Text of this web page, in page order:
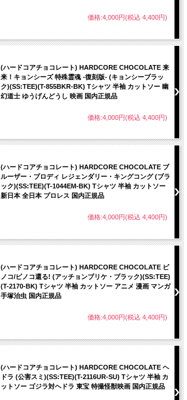
価格:4,000円(税込 4,400円)
(ハードコアチョコレート) HARDCORE CHOCOLATE 来
来！キョンシーズ 特殊霊魂 -復刻版- (キョンシーブラッ
ク)(SS:TEE)(T-855BKR-BK) Tシャツ 半袖 カットソー 幽
幻道士 ゆうげんどうし 映画 国内正規品
価格:4,000円(税込 4,400円)
(ハードコアチョコレート) HARDCORE CHOCOLATE ブ
ルーザー・ブロディ レジェンダリー・キングコング (ブラ
ック)(SS:TEE)(T-1044EM-BK) Tシャツ 半袖 カットソー
新日本 全日本 プロレス 国内正規品
価格:4,000円(税込 4,400円)
(ハードコアチョコレート) HARDCORE CHOCOLATE ピ
ノコ/ピノコ還る! (アッチョンブリケ・ブラック)(SS:TEE)
(T-2170-BK) Tシャツ 半袖 カットソー アニメ 漫画 マンガ
手塚治虫 国内正規品
価格:4,000円(税込 4,400円)
(ハードコアチョコレート) HARDCORE CHOCOLATE ヘ
ドラ (公害スミ)(SS:TEE)(T-2116UR-SU) Tシャツ 半袖 カ
ットソー ゴジラ対ヘドラ 東宝 特撮怪獣映画 国内正規品